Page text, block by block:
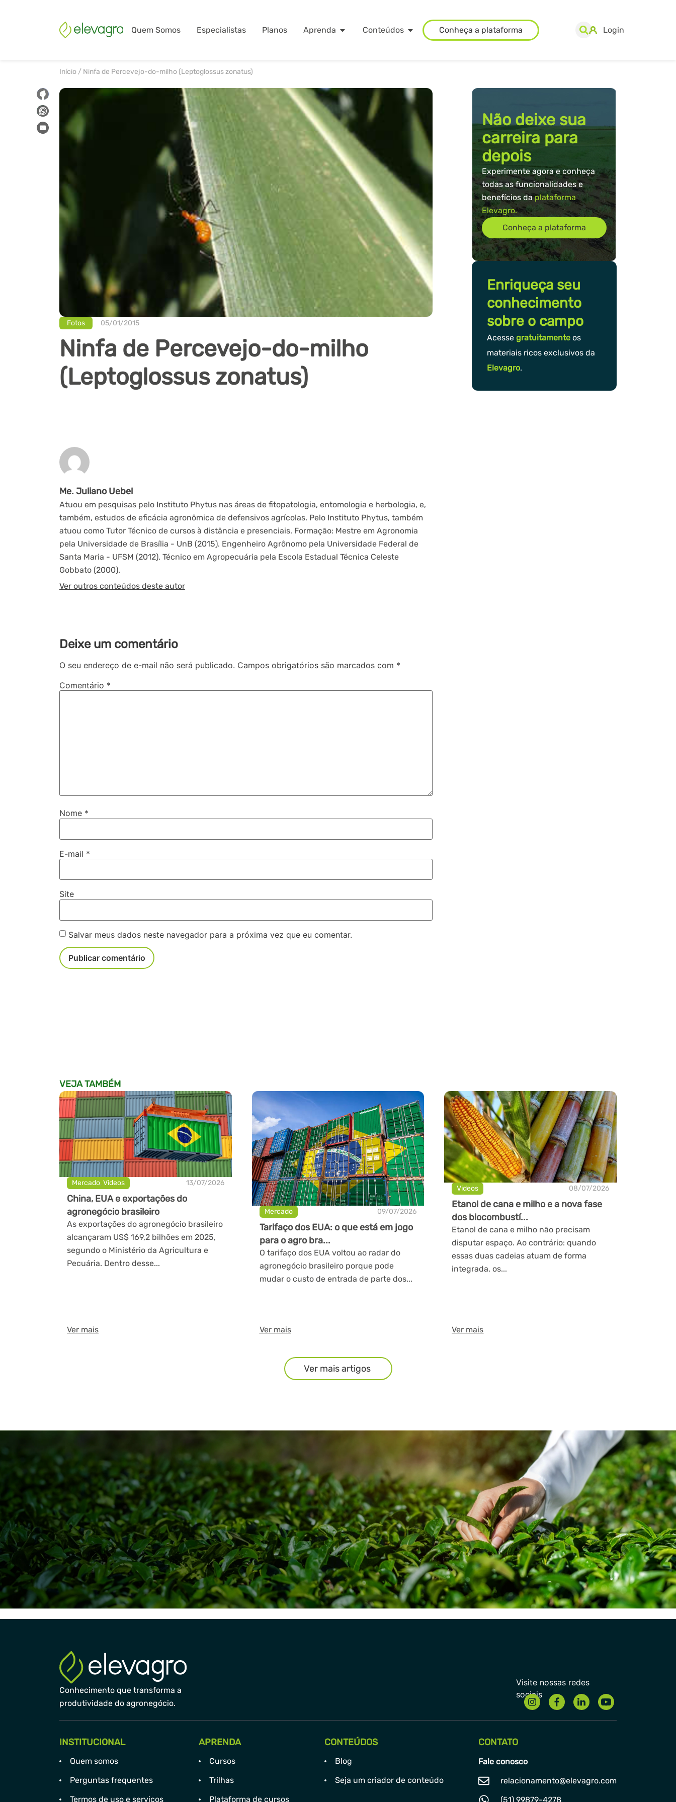
Quem Somos Especialistas Planos Aprenda Conteúdos Conheça a plataforma Login
Início / Ninfa de Percevejo-do-milho (Leptoglossus zonatus)
Fotos 05/01/2015
Ninfa de Percevejo-do-milho
(Leptoglossus zonatus)
Me. Juliano Uebel
Atuou em pesquisas pelo Instituto Phytus nas áreas de fitopatologia, entomologia e herbologia, e,
também, estudos de eficácia agronômica de defensivos agrícolas. Pelo Instituto Phytus, também
atuou como Tutor Técnico de cursos à distância e presenciais. Formação: Mestre em Agronomia
pela Universidade de Brasília - UnB (2015). Engenheiro Agrônomo pela Universidade Federal de
Santa Maria - UFSM (2012). Técnico em Agropecuária pela Escola Estadual Técnica Celeste
Gobbato (2000).
Ver outros conteúdos deste autor
Deixe um comentário
O seu endereço de e-mail não será publicado. Campos obrigatórios são marcados com *
Comentário *
Nome *
E-mail *
Site
Salvar meus dados neste navegador para a próxima vez que eu comentar.
Não deixe sua
carreira para
depois
Experimente agora e conheça
todas as funcionalidades e
benefícios daplataforma
Elevagro.
Conheça a plataforma
Enriqueça seu
conhecimento
sobre o campo
Acesse gratuitamenteos
materiais ricos exclusivos da
Elevagro.
VEJA TAMBÉM
Mercado,Videos 13/07/2026
China, EUA e exportações do
agronegócio brasileiro
As exportações do agronegócio brasileiro
alcançaram US$ 169,2 bilhões em 2025,
segundo o Ministério da Agricultura e
Pecuária. Dentro desse...
Ver mais
Mercado 09/07/2026
Tarifaço dos EUA: o que está em jogo
para o agro bra...
O tarifaço dos EUA voltou ao radar do
agronegócio brasileiro porque pode
mudar o custo de entrada de parte dos...
Ver mais
Videos 08/07/2026
Etanol de cana e milho e a nova fase
dos biocombustí...
Etanol de cana e milho não precisam
disputar espaço. Ao contrário: quando
essas duas cadeias atuam de forma
integrada, os...
Ver mais
Ver mais artigos
Conhecimento que transforma a
produtividade do agronegócio.
INSTITUCIONAL
Quem somos
Perguntas frequentes
Termos de uso e serviços
APRENDA
Cursos
Trilhas
Plataforma de cursos
CONTEÚDOS
Blog
Seja um criador de conteúdo
CONTATO
Fale conosco
relacionamento@elevagro.com
(51) 99879-4278